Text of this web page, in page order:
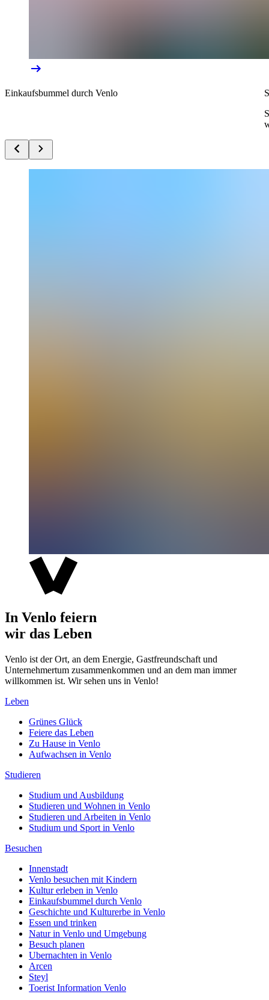
Einkaufsbummel durch Venlo
In Venlo feiern
wir das Leben
Venlo ist der Ort, an dem Energie, Gastfreundschaft und
Unternehmertum zusammenkommen und an dem man immer
willkommen ist. Wir sehen uns in Venlo!
Leben
Grünes Glück
Feiere das Leben
Zu Hause in Venlo
Aufwachsen in Venlo
Studieren
Studium und Ausbildung
Studieren und Wohnen in Venlo
Studieren und Arbeiten in Venlo
Studium und Sport in Venlo
Besuchen
Innenstadt
Venlo besuchen mit Kindern
Kultur erleben in Venlo
Einkaufsbummel durch Venlo
Geschichte und Kulturerbe in Venlo
Essen und trinken
Natur in Venlo und Umgebung
Besuch planen
Ubernachten in Venlo
Arcen
Steyl
Toerist Information Venlo